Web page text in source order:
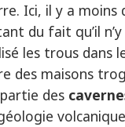
Ici, il y a moins
du fait qu’il
les trous dans
des maisons
des